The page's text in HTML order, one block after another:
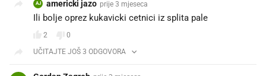
AJ americki jazo prije 3 mjeseca
Ili bolje oprez kukavicki cetnici iz splita pale
2
0
UČITAJTE JOŠ 3 ODGOVORA